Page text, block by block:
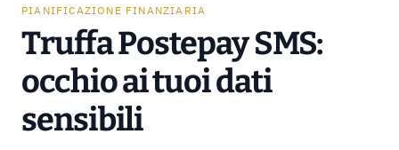
PIANIFICAZIONE FINANZIARIA
Truffa Postepay SMS:
occhio ai tuoi dati
sensibili